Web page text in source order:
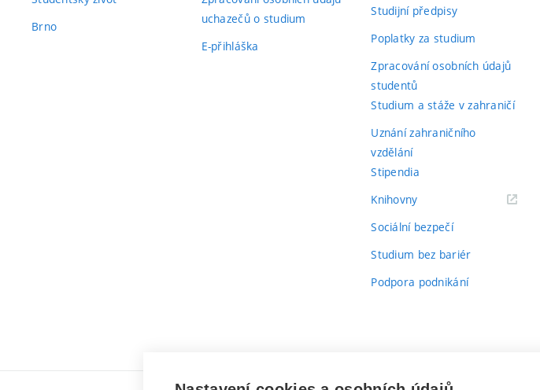
Brno
uchazečů o studium
E-přihláška
Studijní předpisy
Poplatky za studium
Zpracování osobních údajů
studentů
Studium a stáže v zahraničí
Uznání zahraničního
vzdělání
Stipendia
Knihovny(externí
Sociální bezpečí
Studium bez bariér
Podpora podnikání